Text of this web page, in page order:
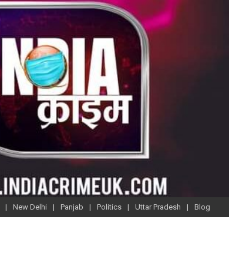
New Delhi Panjab Politics Uttar Pradesh Blog